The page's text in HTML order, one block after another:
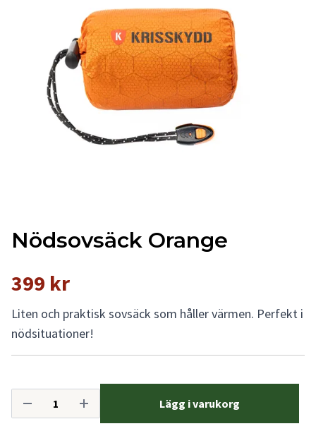
Nödsovsäck Orange
399 kr
Liten och praktisk sovsäck som håller värmen. Perfekt i
nödsituationer!
Lägg i varukorg